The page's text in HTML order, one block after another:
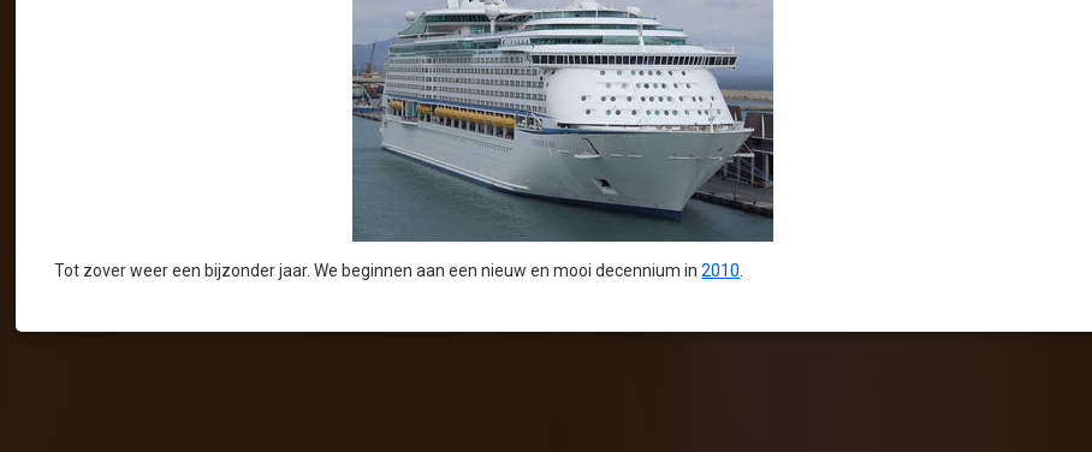
Tot zover weer een bijzonder jaar. We beginnen aan een nieuw en mooi decennium in2010